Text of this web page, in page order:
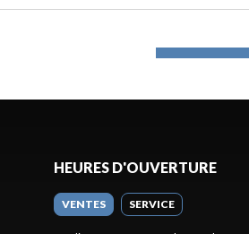
HEURES D'OUVERTURE
VENTES SERVICE